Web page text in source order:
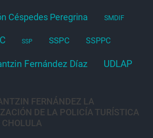
Céspedes Peregrina SMDIF
SSP SSPC SSPPC
Fernández Díaz UDLAP
FERNÁNDEZ LA
DE LA POLICÍA TURÍSTICA
CHOLULA